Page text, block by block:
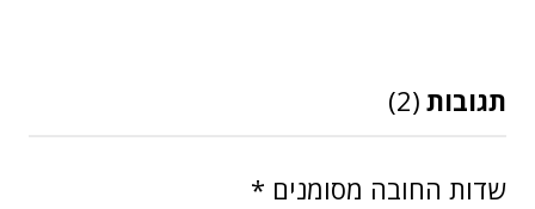
תגובות (2)
שדות החובה מסומנים *